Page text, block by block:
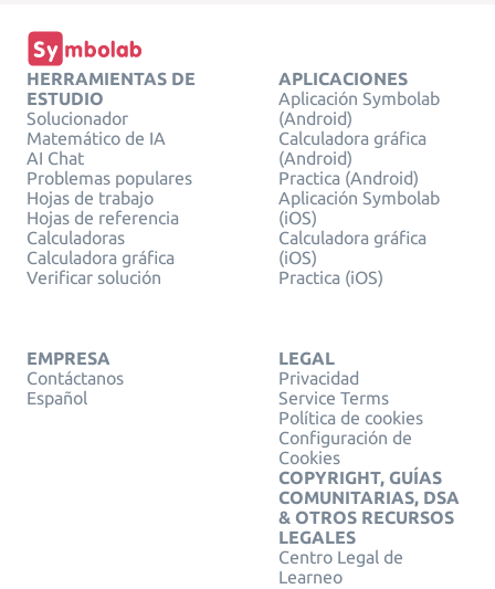
HERRAMIENTAS DE
ESTUDIO
Solucionador
Matemático de IA
AI Chat
Problemas populares
Hojas de trabajo
Hojas de referencia
Calculadoras
Calculadora gráfica
Verificar solución
APLICACIONES
Aplicación Symbolab
(Android)
Calculadora gráfica
(Android)
Practica (Android)
Aplicación Symbolab
(iOS)
Calculadora gráfica
(iOS)
Practica (iOS)
EMPRESA
Contáctanos
Español
LEGAL
Privacidad
Service Terms
Política de cookies
Configuración de
Cookies
COPYRIGHT, GUÍAS
COMUNITARIAS, DSA
& OTROS RECURSOS
LEGALES
Centro Legal de
Learneo